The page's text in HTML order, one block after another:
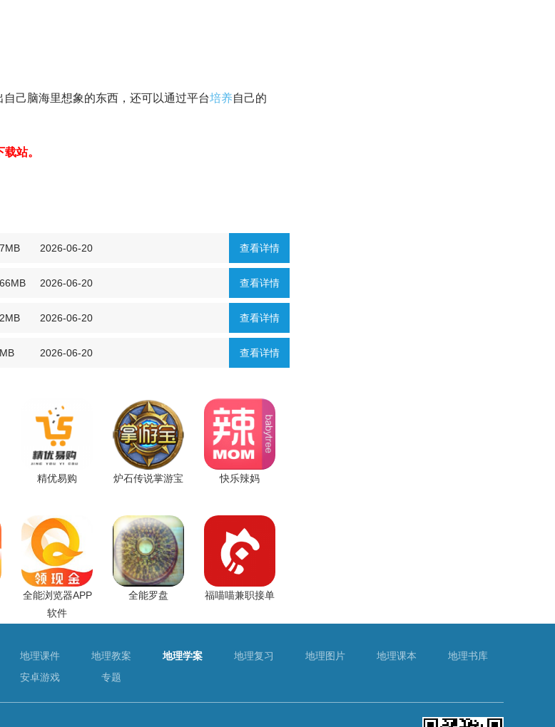
自己脑海里想象的东西，还可以通过平台培养自己的
载站。
查看详情
2026-06-20
查看详情
2026-06-20
查看详情
2026-06-20
查看详情
2026-06-20
精优易购 炉石传说掌游宝 快乐辣妈
全能浏览器APP
软件
全能罗盘 福喵喵兼职接单
地理课件 地理教案 地理学案 地理复习 地理图片 地理课本
地理书库
安卓游戏 专题